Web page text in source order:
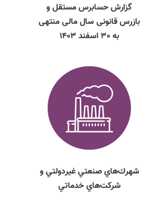
گزارش حسابرس مستقل و
بازرس قانونی سال مالی منتهی
به 30 اسفند 1403
شهرك‌هاي صنعتي غيردولتي و
شركت‌هاي خدماتي